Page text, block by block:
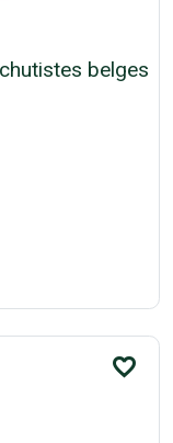
belges
favorite_border